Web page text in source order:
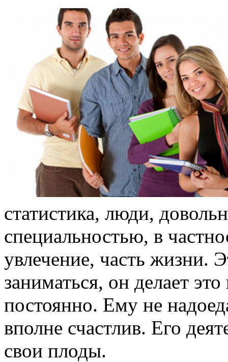
статистика, люди,
специальностью, в
увлечение, часть жизни.
заниматься, он делает
постоянно. Ему не
вполне счастлив. Его
свои плоды.